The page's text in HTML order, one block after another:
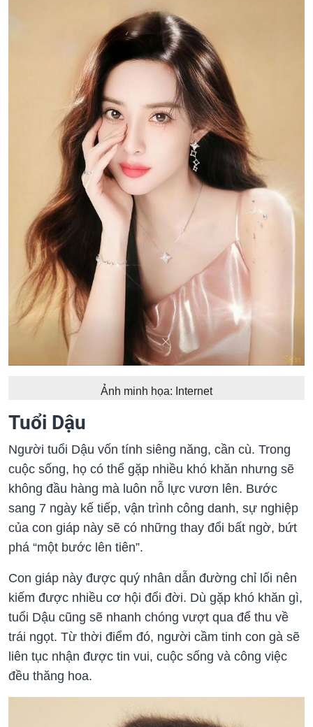
Ảnh minh họa: Internet
Tuổi Dậu
Người tuổi Dậu vốn tính siêng năng, cần cù. Trong
cuộc sống, họ có thể gặp nhiều khó khăn nhưng sẽ
không đầu hàng mà luôn nỗ lực vươn lên. Bước
sang 7 ngày kế tiếp, vận trình công danh, sự nghiệp
của con giáp này sẽ có những thay đổi bất ngờ, bứt
phá “một bước lên tiên”.
Con giáp này được quý nhân dẫn đường chỉ lối nên
kiếm được nhiều cơ hội đổi đời. Dù gặp khó khăn gì,
tuổi Dậu cũng sẽ nhanh chóng vượt qua để thu về
trái ngọt. Từ thời điểm đó, người cầm tinh con gà sẽ
liên tục nhận được tin vui, cuộc sống và công việc
đều thăng hoa.